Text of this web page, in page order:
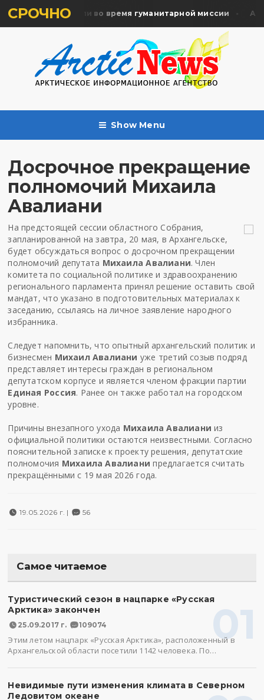
СРОЧНО
жертв почтили во время гуманитарной миссии
Show Menu
Досрочное прекращение
полномочий Михаила
Авалиани
На предстоящей сессии областного Собрания,
запланированной на завтра, 20 мая, в Архангельске,
будет обсуждаться вопрос о досрочном прекращении
полномочий депутата Михаила Авалиани. Член
комитета по социальной политике и здравоохранению
регионального парламента принял решение оставить свой
мандат, что указано в подготовительных материалах к
заседанию, ссылаясь на личное заявление народного
избранника.
Следует напомнить, что опытный архангельский политик и
бизнесмен Михаил Авалиани уже третий созыв подряд
представляет интересы граждан в региональном
депутатском корпусе и является членом фракции партии
Единая Россия. Ранее он также работал на городском
уровне.
Причины внезапного ухода Михаила Авалиани из
официальной политики остаются неизвестными. Согласно
пояснительной записке к проекту решения, депутатские
полномочия Михаила Авалиани предлагается считать
прекращёнными с 19 мая 2026 года.
19.05.2026 г. | 56
Самое читаемое
01
Туристический сезон в нацпарке «Русская
Арктика» закончен
25.09.2017 г. 109074
Этим летом нацпарк «Русская Арктика», расположенный в
Архангельской области посетили 1142 человека. По…
Невидимые пути изменения климата в Северном
Ледовитом океане